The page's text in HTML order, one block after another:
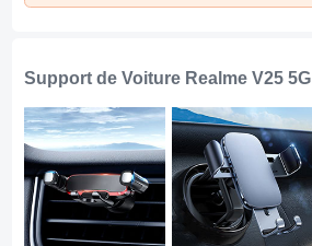
Support de Voiture Realme V25 5G